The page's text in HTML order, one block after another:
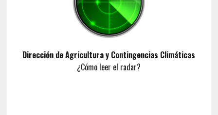
Dirección de Agricultura y Contingencias Climáticas
¿Cómo leer el radar?